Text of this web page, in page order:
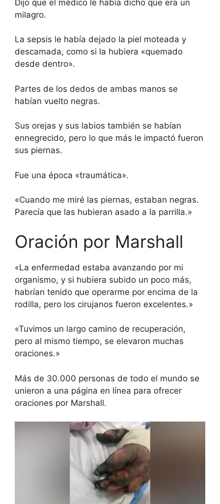
Dijo que el médico le había dicho que era un
milagro.
La sepsis le había dejado la piel moteada y
descamada, como si la hubiera «quemado
desde dentro».
Partes de los dedos de ambas manos se
habían vuelto negras.
Sus orejas y sus labios también se habían
ennegrecido, pero lo que más le impactó fueron
sus piernas.
Fue una época «traumática».
«Cuando me miré las piernas, estaban negras.
Parecía que las hubieran asado a la parrilla.»
Oración por Marshall
«La enfermedad estaba avanzando por mi
organismo, y si hubiera subido un poco más,
habrían tenido que operarme por encima de la
rodilla, pero los cirujanos fueron excelentes.»
«Tuvimos un largo camino de recuperación,
pero al mismo tiempo, se elevaron muchas
oraciones.»
Más de 30.000 personas de todo el mundo se
unieron a una página en línea para ofrecer
oraciones por Marshall.